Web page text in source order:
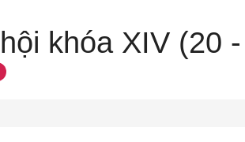
khóa XIV (20